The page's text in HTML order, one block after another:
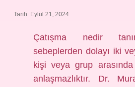
Tarih: Eylül 21, 2024
Çatışma nedir
sebeplerden dolayı iki
kişi veya grup
anlaşmazlıktır. Dr.